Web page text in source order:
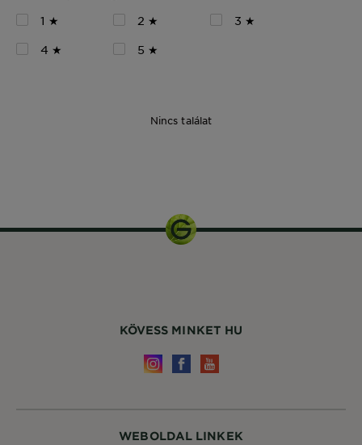
1 ★ 2 ★
3 ★
4 ★
5 ★
Nincs találat
WEBOLDAL LINKEK
KÖVESS MINKET HU